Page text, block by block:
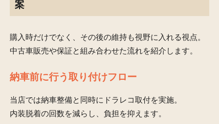
案
購入時だけでなく、その後の維持も視野に入れる視点。
中古車販売や保証と組み合わせた流れを紹介します。
納車前に行う取り付けフロー
当店では納車整備と同時にドラレコ取付を実施。
内装脱着の回数を減らし、負担を抑えます。